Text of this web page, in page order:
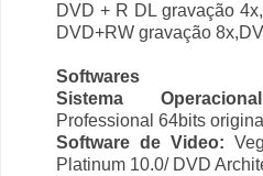
DVD + R DL gravação
DVD+RW gravação
Softwares
Sistema
Professional 64bits
Software de Video:
Platinum 10.0/ DVD